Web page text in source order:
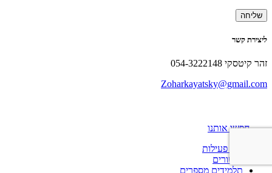
ליצירת קשר
זהר קיטסקי 054-3222148
Zoharkayatsky@gmail.com
חפשו אותנו
יומן פעילות
קישורים
תלמידים מספרים